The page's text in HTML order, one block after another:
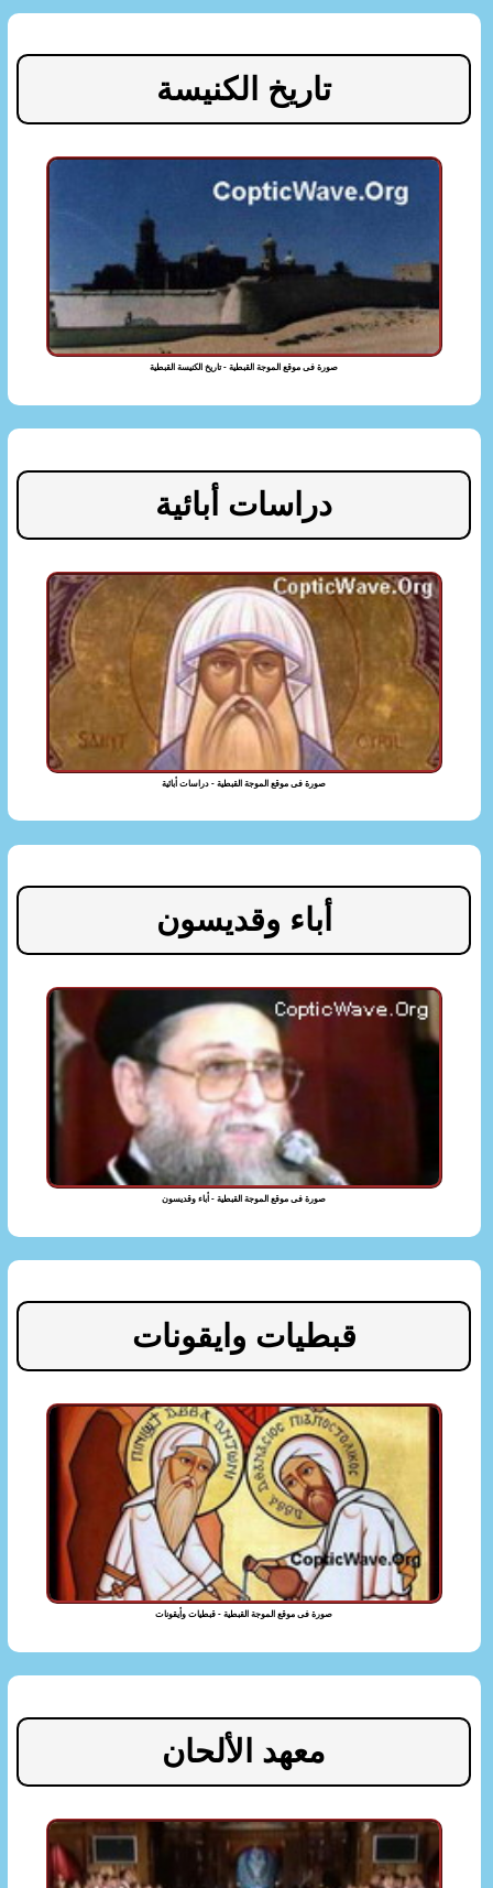
تاريخ الكنيسة
صورة فى موقع الموجة القبطية - تاريخ الكنيسة القبطية
دراسات أبائية
صورة فى موقع الموجة القبطية - دراسات أبائية
أباء وقديسون
صورة فى موقع الموجة القبطية - أباء وقديسون
قبطيات وايقونات
صورة فى موقع الموجة القبطية - قبطيات وأيقونات
معهد الألحان